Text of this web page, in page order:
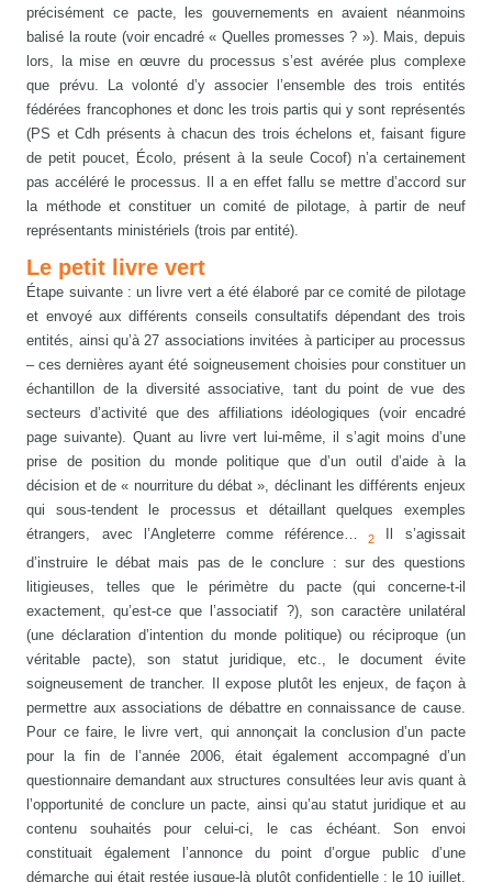
précisément ce pacte, les gouvernements en avaient néanmoins
balisé la route (voir encadré « Quelles promesses ? »). Mais, depuis
lors, la mise en œuvre du processus s’est avérée plus complexe
que prévu. La volonté d’y associer l’ensemble des trois entités
fédérées francophones et donc les trois partis qui y sont représentés
(PS et Cdh présents à chacun des trois échelons et, faisant figure
de petit poucet, Écolo, présent à la seule Cocof) n’a certainement
pas accéléré le processus. Il a en effet fallu se mettre d’accord sur
la méthode et constituer un comité de pilotage, à partir de neuf
représentants ministériels (trois par entité).
Le petit livre vert
Étape suivante : un livre vert a été élaboré par ce comité de pilotage
et envoyé aux différents conseils consultatifs dépendant des trois
entités, ainsi qu’à 27 associations invitées à participer au processus
– ces dernières ayant été soigneusement choisies pour constituer un
échantillon de la diversité associative, tant du point de vue des
secteurs d’activité que des affiliations idéologiques (voir encadré
page suivante). Quant au livre vert lui-même, il s’agit moins d’une
prise de position du monde politique que d’un outil d’aide à la
décision et de « nourriture du débat », déclinant les différents enjeux
qui sous-tendent le processus et détaillant quelques exemples
étrangers, avec l’Angleterre comme référence… 2
Il s’agissait
d’instruire le débat mais pas de le conclure : sur des questions
litigieuses, telles que le périmètre du pacte (qui concerne-t-il
exactement, qu’est-ce que l’associatif ?), son caractère unilatéral
(une déclaration d’intention du monde politique) ou réciproque (un
véritable pacte), son statut juridique, etc., le document évite
soigneusement de trancher. Il expose plutôt les enjeux, de façon à
permettre aux associations de débattre en connaissance de cause.
Pour ce faire, le livre vert, qui annonçait la conclusion d’un pacte
pour la fin de l’année 2006, était également accompagné d’un
questionnaire demandant aux structures consultées leur avis quant à
l’opportunité de conclure un pacte, ainsi qu’au statut juridique et au
contenu souhaités pour celui-ci, le cas échéant. Son envoi
constituait également l’annonce du point d’orgue public d’une
démarche qui était restée jusque-là plutôt confidentielle : le 10 juillet,